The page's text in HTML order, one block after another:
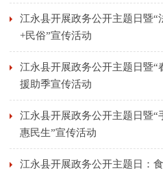
江永县开展政务公开主题日暨“
+民俗”宣传活动
江永县开展政务公开主题日暨“
援助季宣传活动
江永县开展政务公开主题日暨“
惠民生”宣传活动
江永县开展政务公开主题日：